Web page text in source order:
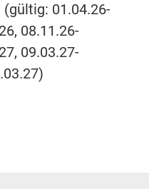
(gültig: 01.04.26-
08.11.26-
09.03.27-